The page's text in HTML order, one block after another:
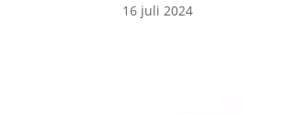
16 juli 2024